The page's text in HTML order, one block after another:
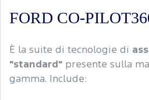
FORD CO-
È la suite di tecnologie di
"standard" presente sulla
gamma. Include: